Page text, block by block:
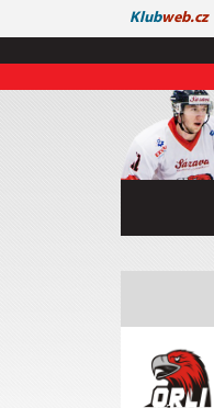
Klubweb.cz